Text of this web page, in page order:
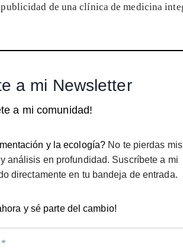
de una clínica de medicina
a mi Newsletter
a mi comunidad!
y la ecología? No te pierdas mis
análisis en profundidad. Suscríbete a mi
directamente en tu bandeja de entrada.
y sé parte del cambio!